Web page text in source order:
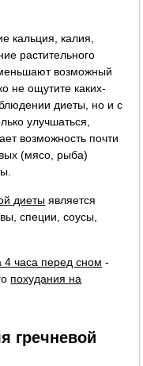
кальция, калия,
растительного
возможный
не ощутите каких-
диеты, но и с
улучшаться,
возможность почти
(мясо, рыба)
диеты является
специи, соусы,
4 часа перед сном -
похудания на
гречневой